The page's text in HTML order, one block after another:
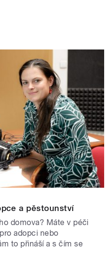
a pěstounství
domova? Máte v péči
adopci nebo
to přináší a s čím se